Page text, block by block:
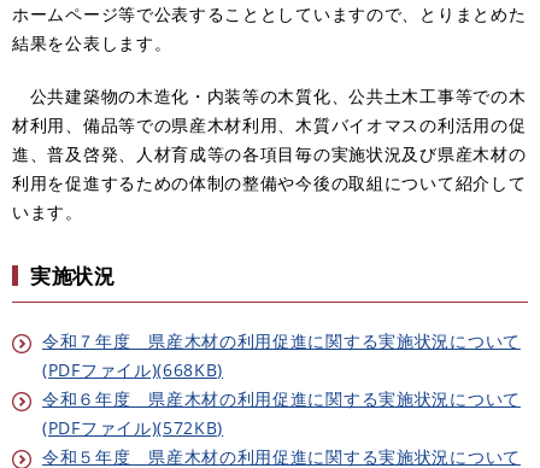
ホームページ等で公表することとしていますので、とりまとめた
結果を公表します。
公共建築物の木造化・内装等の木質化、公共土木工事等での木
材利用、備品等での県産木材利用、木質バイオマスの利活用の促
進、普及啓発、人材育成等の各項目毎の実施状況及び県産木材の
利用を促進するための体制の整備や今後の取組について紹介して
います。
実施状況
令和７年度 県産木材の利用促進に関する実施状況について
(PDFファイル)(668KB)
令和６年度 県産木材の利用促進に関する実施状況について
(PDFファイル)(572KB)
令和５年度 県産木材の利用促進に関する実施状況について